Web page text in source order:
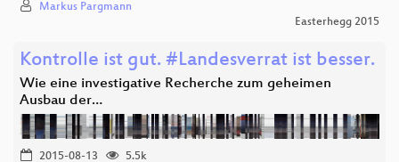
Markus Pargmann
Easterhegg 2015
Kontrolle ist gut. #Landesverrat ist besser.
Wie eine investigative Recherche zum geheimen
Ausbau der…
2015-08-13
5.5k